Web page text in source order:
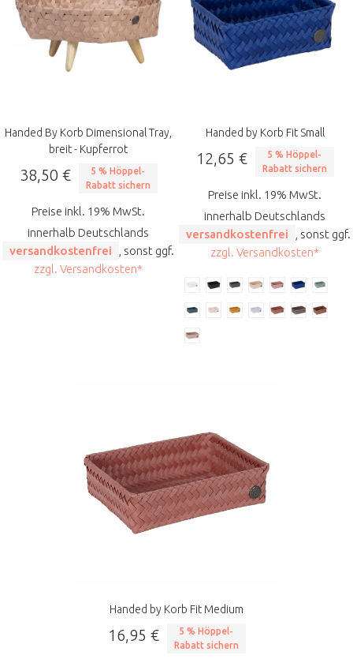
Handed By Korb Dimensional Tray,
breit - Kupferrot
38,50 €
5 % Höppel-
Rabatt sichern
Preise inkl. 19% MwSt.
innerhalb Deutschlands
versandkostenfrei
, sonst ggf.
zzgl. Versandkosten*
Handed by Korb Fit Small
12,65 €
5 % Höppel-
Rabatt sichern
Preise inkl. 19% MwSt.
innerhalb Deutschlands
versandkostenfrei
, sonst ggf.
zzgl. Versandkosten*
Handed by Korb Fit Medium
16,95 €
5 % Höppel-
Rabatt sichern